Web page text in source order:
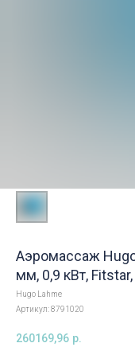
Аэромассаж
мм, 0,9 кВт,
Hugo Lahme
Артикул:8791020
260169,96 р.